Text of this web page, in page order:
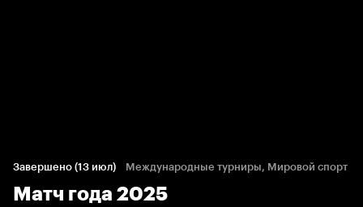
Завершено (13 июл) Международные турниры, Мировой спорт
Матч года 2025